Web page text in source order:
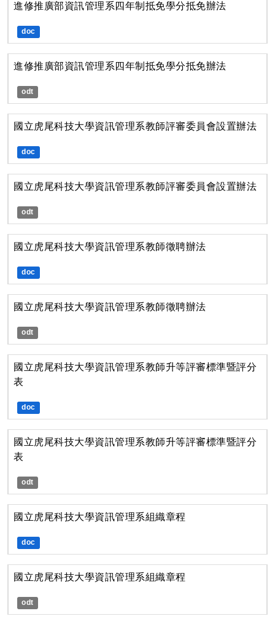
進修推廣部資訊管理系四年制抵免學分抵免辦法
doc
進修推廣部資訊管理系四年制抵免學分抵免辦法
odt
國立虎尾科技大學資訊管理系教師評審委員會設置辦法
doc
國立虎尾科技大學資訊管理系教師評審委員會設置辦法
odt
國立虎尾科技大學資訊管理系教師徵聘辦法
doc
國立虎尾科技大學資訊管理系教師徵聘辦法
odt
國立虎尾科技大學資訊管理系教師升等評審標準暨評分
表
doc
國立虎尾科技大學資訊管理系教師升等評審標準暨評分
表
odt
國立虎尾科技大學資訊管理系組織章程
doc
國立虎尾科技大學資訊管理系組織章程
odt